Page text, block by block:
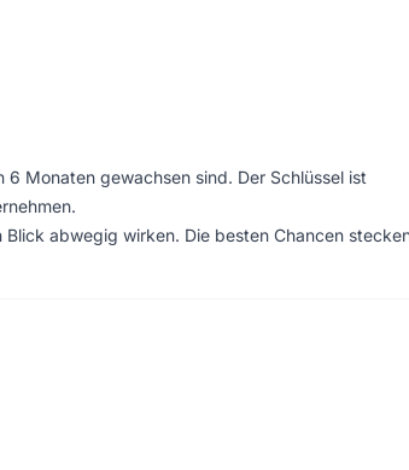
Monaten gewachsen sind. Der Schlüssel ist
abwegig wirken. Die besten Chancen